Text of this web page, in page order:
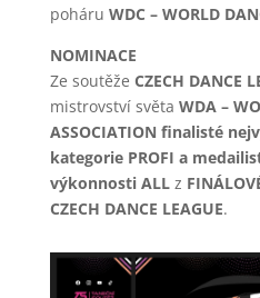
poháru WDC – WORLD
NOMINACE
Ze soutěže CZECH DANCE
mistrovství světa WDA –
ASSOCIATION finalisté
kategorie PROFI a
výkonnosti ALL z
CZECH DANCE LEAGUE.